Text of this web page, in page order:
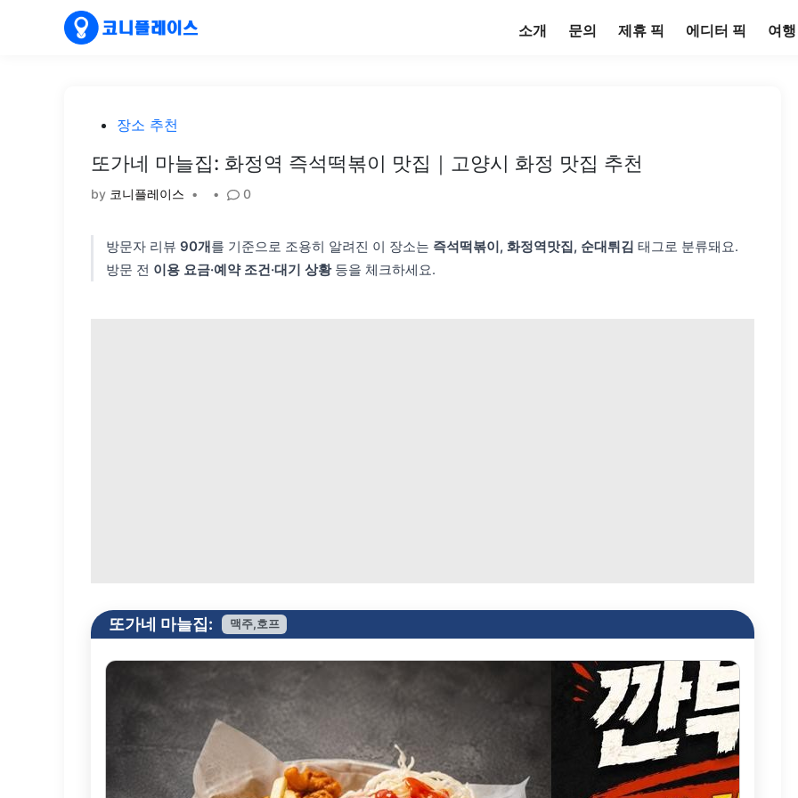
소개 문의 제휴 픽 에디터 픽 여
Posted장소 추천
또가네 마늘집: 화정역 즉석떡볶이 맛집｜고양시 화정 맛집 추천
by 코니플레이스 • • 0
방문자 리뷰 90개를 기준으로 조용히 알려진 이 장소는 즉석떡볶이, 화정역맛집, 순대튀김 태그로 분류돼요.
방문 전 이용 요금·예약 조건·대기 상황등을 체크하세요.
또가네 마늘집: 맥주,호프